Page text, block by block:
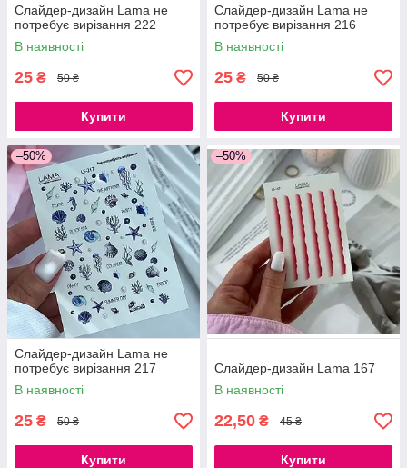
Слайдер-дизайн Lama не
потребує вирізання 222
В наявності
25 ₴ 50 ₴
Купити
Слайдер-дизайн Lama не
потребує вирізання 216
В наявності
25 ₴ 50 ₴
Купити
–50%
Слайдер-дизайн Lama не
потребує вирізання 217
В наявності
25 ₴ 50 ₴
Купити
–50%
Слайдер-дизайн Lama 167
В наявності
22,50 ₴ 45 ₴
Купити